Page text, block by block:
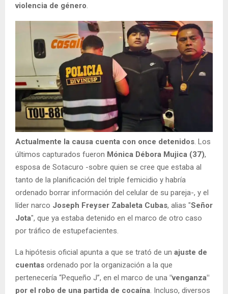
violencia de género.
Actualmente la causa cuenta con once detenidos . Los
últimos capturados fueron Mónica Débora Mujica (37),
esposa de Sotacuro -sobre quien se cree que estaba al
tanto de la planificación del triple femicidio y habría
ordenado borrar información del celular de su pareja-, y el
líder narco Joseph Freyser Zabaleta Cubas, alias "Señor
Jota", que ya estaba detenido en el marco de otro caso
por tráfico de estupefacientes.
La hipótesis oficial apunta a que se trató de un ajuste de
cuentas ordenado por la organización a la que
pertenecería “Pequeño J”, en el marco de una "venganza"
por el robo de una partida de cocaína . Incluso, diversos